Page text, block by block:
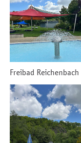
Freibad Reichenbach